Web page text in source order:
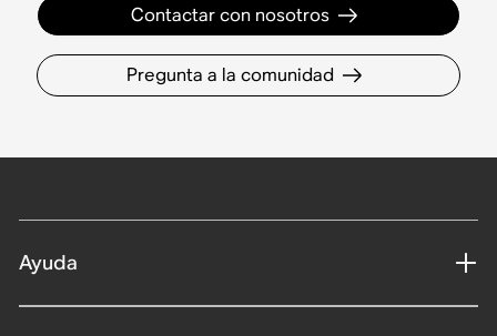
Contactar con nosotros
Pregunta a la comunidad
Ayuda